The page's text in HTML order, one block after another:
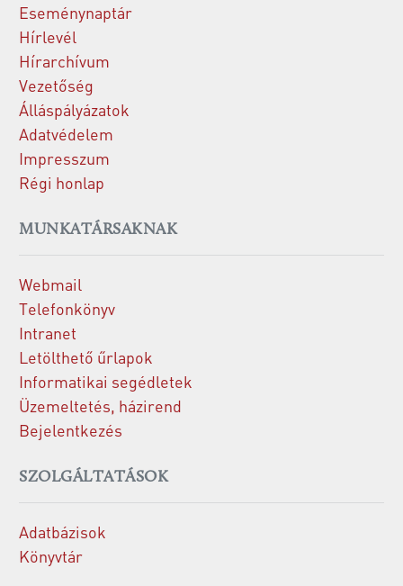
Eseménynaptár
Hírlevél
Hírarchívum
Vezetőség
Álláspályázatok
Adatvédelem
Impresszum
Régi honlap
MUNKATÁRSAKNAK
Webmail
Telefonkönyv
Intranet
Letölthető űrlapok
Informatikai segédletek
Üzemeltetés, házirend
Bejelentkezés
SZOLGÁLTATÁSOK
Adatbázisok
Könyvtár